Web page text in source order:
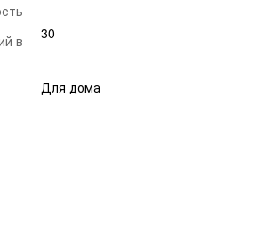
в
30
Для дома